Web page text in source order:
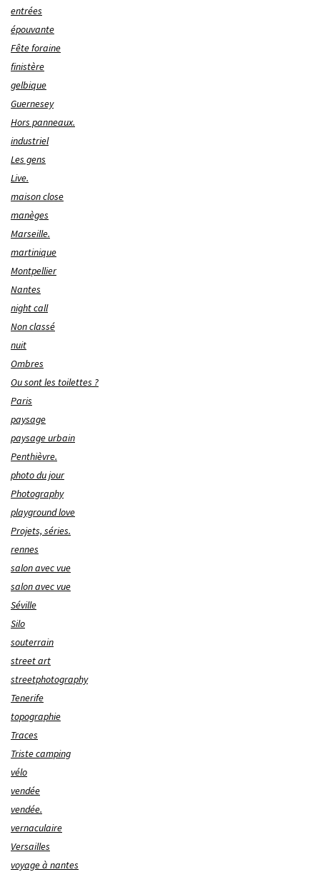
entrées
épouvante
Fête foraine
finistère
gelbique
Guernesey
Hors panneaux.
industriel
Les gens
Live.
maison close
manèges
Marseille.
martinique
Montpellier
Nantes
night call
Non classé
nuit
Ombres
Ou sont les toilettes ?
Paris
paysage
paysage urbain
Penthièvre.
photo du jour
Photography
playground love
Projets, séries.
rennes
salon avec vue
salon avec vue
Séville
Silo
souterrain
street art
streetphotography
Tenerife
topographie
Traces
Triste camping
vélo
vendée
vendée.
vernaculaire
Versailles
voyage à nantes